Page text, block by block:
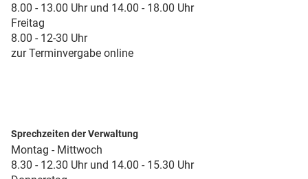
8.00 - 13.00 Uhr und 14.00 - 18.00 Uhr
Freitag
8.00 - 12-30 Uhr
zur Terminvergabe online
Sprechzeiten der Verwaltung
Montag - Mittwoch
8.30 - 12.30 Uhr und 14.00 - 15.30 Uhr